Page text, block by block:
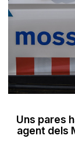
Uns pares
agent dels